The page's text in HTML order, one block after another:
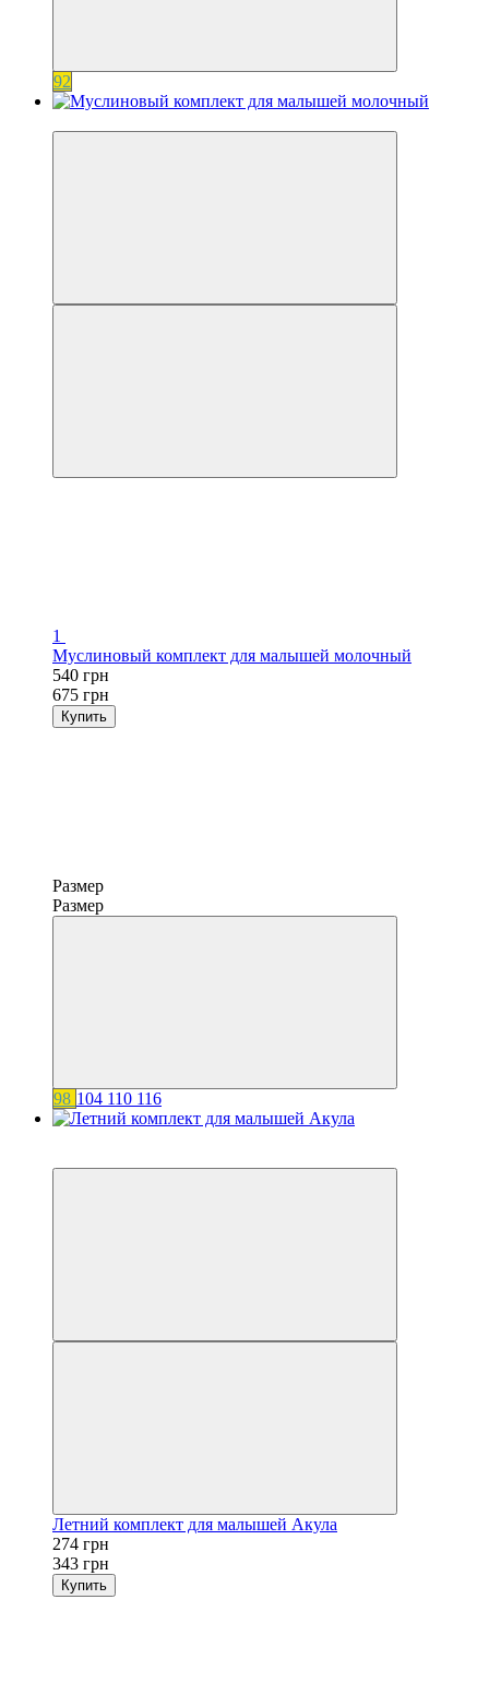
92
1
Муслиновый комплект для малышей молочный
540 грн
675 грн
Купить
Размер
Размер
98 104 110 116
Летний комплект для малышей Акула
274 грн
343 грн
Купить